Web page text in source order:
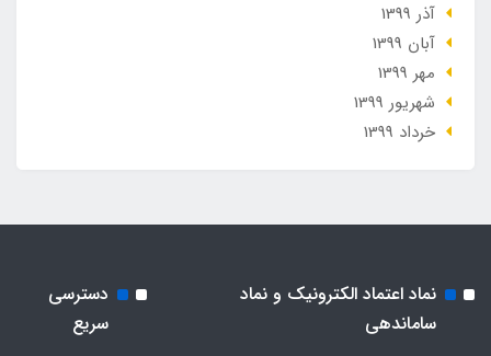
آذر 1399
آبان 1399
مهر 1399
شهریور 1399
خرداد 1399
نماد اعتماد الکترونیک و نماد
ساماندهی
دسترسی
سریع